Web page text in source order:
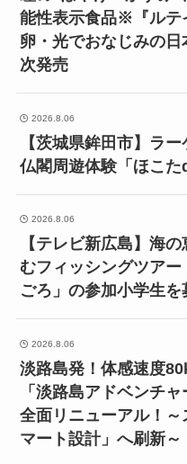
能性表示食品※『ルテ
卵・光でおなじみの
次発売
2026.8.06
【茨城県鉾田市】ラ
仏閣周遊体験「ほこ
2026.8.06
【テレビ新広島】海
むフィッシングツア
ごろ」の参加小学生を
2026.8.06
淡路島発！体感速度
「淡路島アドベンチ
全面リニューアル！
マート設計」へ刷新～